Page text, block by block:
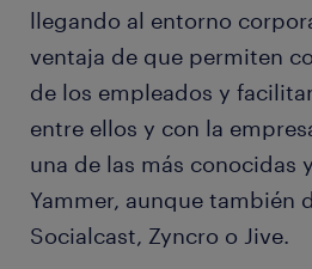
llegando al entorno
ventaja de que permiten
de los empleados y
entre ellos y con la
una de las más conocidas
Yammer, aunque también
Social­cast, Zyncro o Jive.